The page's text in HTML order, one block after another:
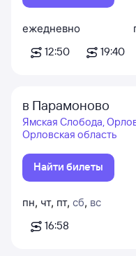
ежедневно
12:50
19:40
в Парамоново
Ямская Слобода,
Орловская область
Найти билеты
пн, чт, пт, сб, вс
16:58